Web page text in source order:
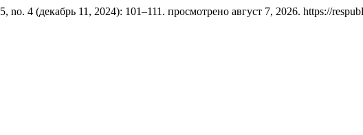
5, no. 4 (декабрь 11, 2024): 101–111. просмотрено август 7, 2026. https://